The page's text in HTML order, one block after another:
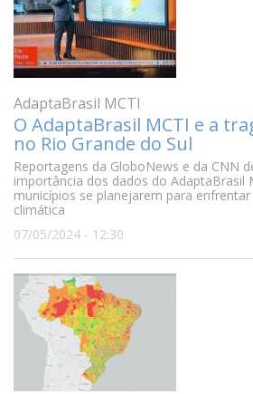
AdaptaBrasil MCTI
O AdaptaBrasil MCTI e a
no Rio Grande do Sul
Reportagens da GloboNews e da CNN
importância dos dados do AdaptaBrasil
municípios se planejarem para
climática
07/05/2024 - 12:30